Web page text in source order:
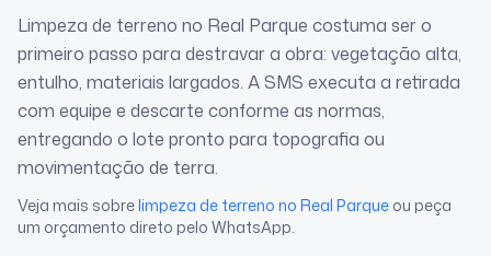
Limpeza de terreno no Real Parque costuma ser o
primeiro passo para destravar a obra: vegetação alta,
entulho, materiais largados. A SMS executa a retirada
com equipe e descarte conforme as normas,
entregando o lote pronto para topografia ou
movimentação de terra.
Veja mais sobrelimpeza de terreno no Real Parque ou peça
um orçamento direto pelo WhatsApp.